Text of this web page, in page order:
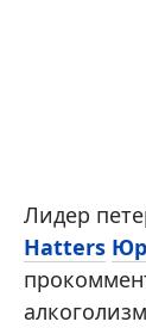
Лидер
Hatters